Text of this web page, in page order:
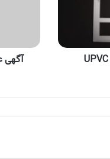
ادیتور
آگهی